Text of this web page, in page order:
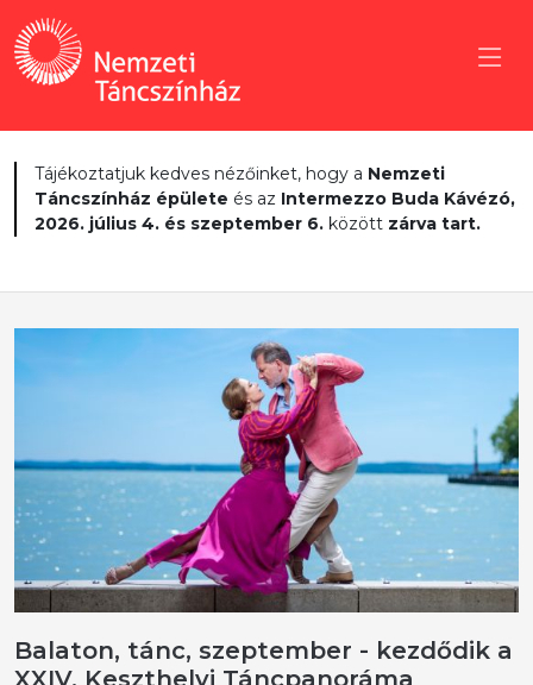
Tájékoztatjuk kedves nézőinket, hogy a Nemzeti
Táncszínház épülete és az Intermezzo Buda Kávézó,
2026. július 4. és szeptember 6. között zárva tart.
Balaton, tánc, szeptember - kezdődik a
XXIV. Keszthelyi Táncpanoráma